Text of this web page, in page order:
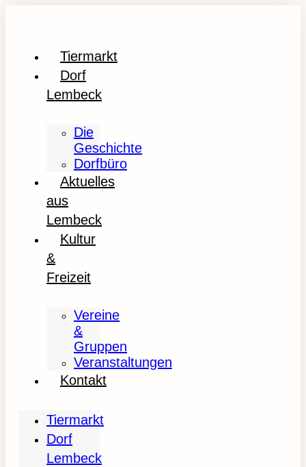
Tiermarkt
Dorf
Lembeck
Die
Geschichte
Dorfbüro
Aktuelles
aus
Lembeck
Kultur
&
Freizeit
Vereine
&
Gruppen
Veranstaltungen
Kontakt
Tiermarkt
Dorf
Lembeck